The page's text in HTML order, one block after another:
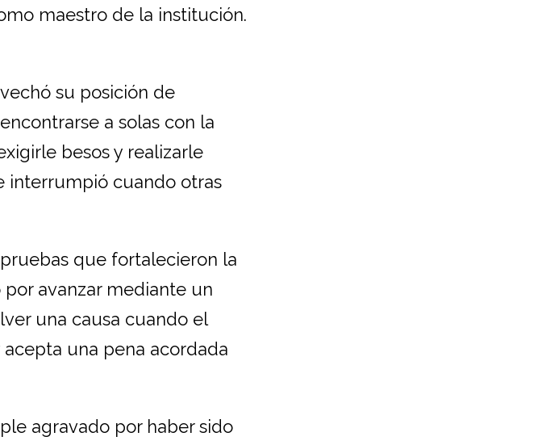
maestro de la institución.
su posición de
a solas con la
besos y realizarle
interrumpió cuando otras
que fortalecieron la
avanzar mediante un
una causa cuando el
una pena acordada
agravado por haber sido